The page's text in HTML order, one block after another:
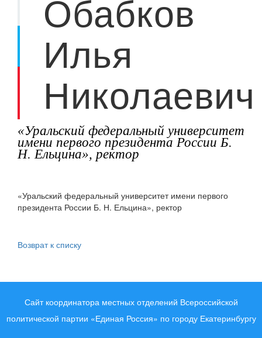
Обабков
Илья
Николаевич
«Уральский федеральный университет
имени первого президента России Б.
Н. Ельцина», ректор
«Уральский федеральный университет имени первого
президента России Б. Н. Ельцина», ректор
Возврат к списку
Сайт координатора местных отделений Всероссийской
политической партии «Единая Россия» по городу Екатеринбургу